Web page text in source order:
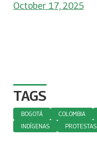
October 17, 2025
TAGS
BOGOTÁ COLOMBIA
INDÍGENAS
PROTESTAS